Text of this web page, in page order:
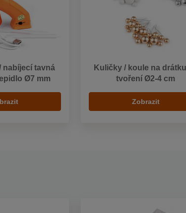
nabíjecí tavná
Ø7 mm
Kuličky / koule na
tvoření Ø2-4 cm
Zobrazit